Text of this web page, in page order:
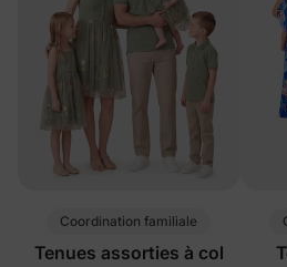
Coordination familiale
Tenues assorties à col